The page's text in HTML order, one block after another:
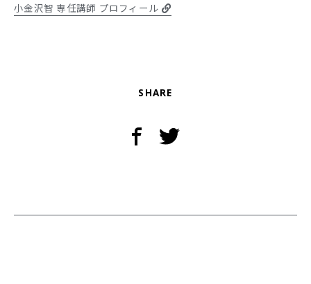
小金沢智 専任講師 プロフィール
SHARE